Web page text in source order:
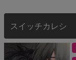
スイッチカレシ